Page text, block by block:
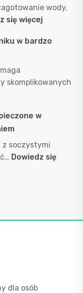
laseroterapii
skóry
obalamy
wody.
się więcej:
długo
w
efekt?
przepis
w bardzo
skomplikowanych
w
z soczystymi
Dowiedz się
dla osób